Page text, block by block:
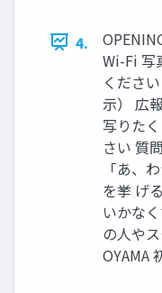
4.
Wi-Fi 写
くださ
⽰） 広
写りた
さい 質
「あ、
を挙 げ
いかな
の⼈や
OYAMA